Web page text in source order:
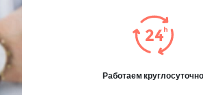
Работаем круглосуточно